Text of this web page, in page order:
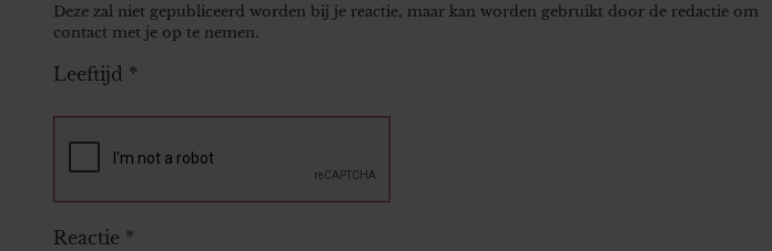
Deze zal niet gepubliceerd worden bij je reactie, maar kan worden gebruikt door de redactie om
contact met je op te nemen.
Leeftijd *
Reactie *